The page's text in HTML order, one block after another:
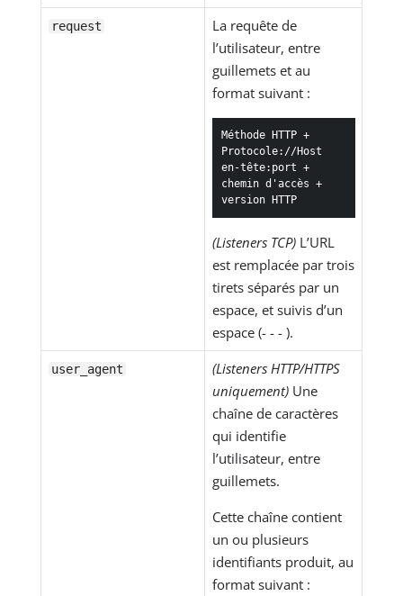
request
La requête de
l’utilisateur, entre
guillemets et au
format suivant :
Méthode HTTP +
Protocole://Host
en-tête:port +
chemin d'accès +
version HTTP
(Listeners TCP)L’URL
est remplacée par trois
tirets séparés par un
espace, et suivis d’un
espace (- - - ).
user_agent
(Listeners HTTP/HTTPS
uniquement)Une
chaîne de caractères
qui identifie
l’utilisateur, entre
guillemets.
Cette chaîne contient
un ou plusieurs
identifiants produit, au
format suivant :